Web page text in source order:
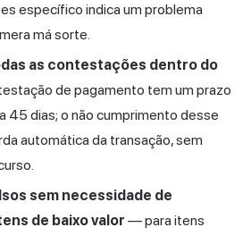
específico indica um problema
má sorte.
as contestações dentro do
de pagamento tem um prazo
45 dias; o não cumprimento desse
automática da transação, sem
sem necessidade de
de baixo valor — para itens